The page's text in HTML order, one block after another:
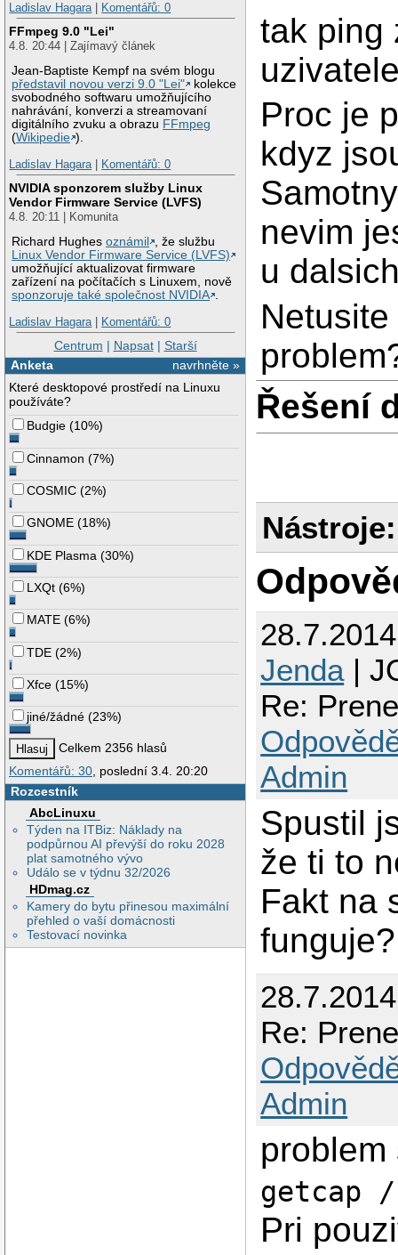
Ladislav Hagara| Komentářů: 0
FFmpeg 9.0 "Lei"
4.8. 20:44 | Zajímavý článek
Jean-Baptiste Kempf na svém blogu
představil novou verzi 9.0 "Lei"
kolekce
svobodného softwaru umožňujícího
nahrávání, konverzi a streamovaní
digitálního zvuku a obrazu FFmpeg
(Wikipedie ).
Ladislav Hagara| Komentářů: 0
NVIDIA sponzorem služby Linux
Vendor Firmware Service (LVFS)
4.8. 20:11 | Komunita
Richard Hughesoznámil
, že službu
Linux Vendor Firmware Service (LVFS)
umožňující aktualizovat firmware
zařízení na počítačích s Linuxem, nově
sponzoruje také společnost NVIDIA .
Ladislav Hagara| Komentářů: 0
Centrum | Napsat| Starší
navrhněte »
Anketa
Které desktopové prostředí na Linuxu
používáte?
Budgie (10%)
Cinnamon (7%)
COSMIC (2%)
GNOME (18%)
KDE Plasma (30%)
LXQt (6%)
MATE (6%)
TDE (2%)
Xfce (15%)
jiné/žádné (23%)
Celkem 2356 hlasů
Komentářů: 30 , poslední 3.4. 20:20
Rozcestník
AbcLinuxu
Týden na ITBiz: Náklady na
podpůrnou AI převýší do roku 2028
plat samotného vývo
Událo se v týdnu 32/2026
HDmag.cz
Kamery do bytu přinesou maximální
přehled o vaší domácnosti
Testovací novinka
tak ping
Proc je
kdyz
nevim
u
Řešení
Nástroje:
Jenda|
Re:
Admin
Spustil
že ti to
Fakt na
funguje?
Re:
Admin
getcap
Pri